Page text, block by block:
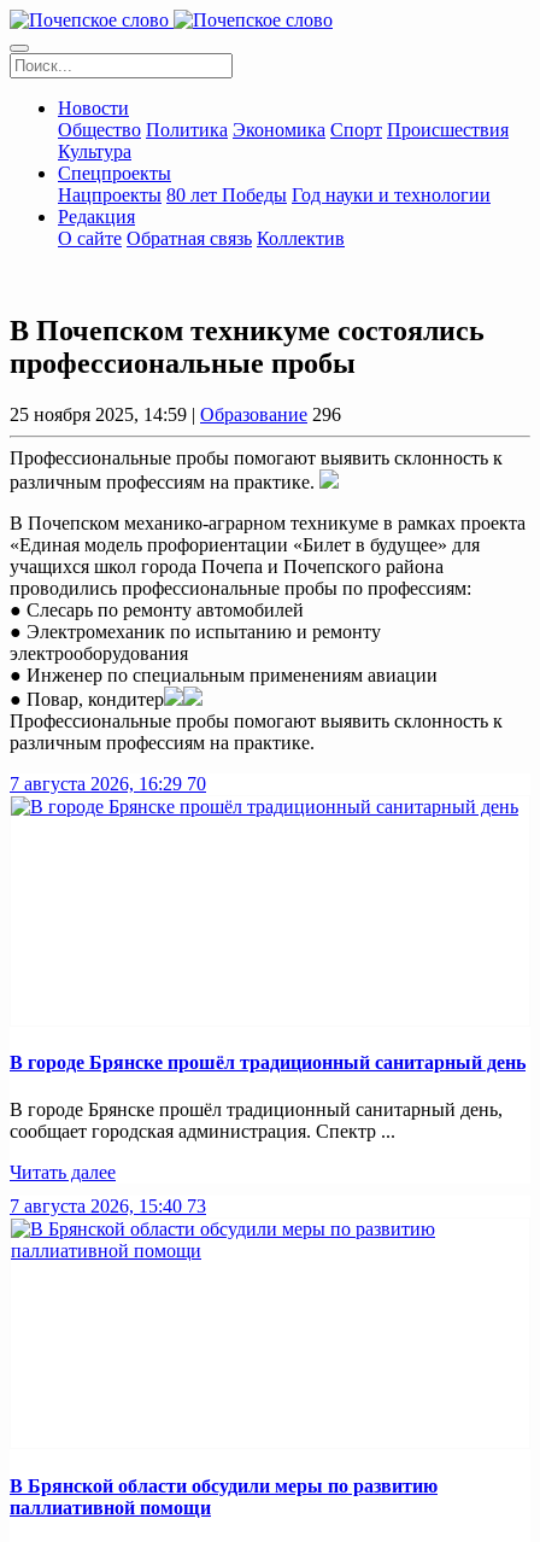
Новости
Общество Политика Экономика Спорт Происшествия
Культура
Спецпроекты
Нацпроекты 80 лет Победы Год науки и технологии
Редакция
О сайте Обратная связь Коллектив
В Почепском техникуме состоялись
профессиональные пробы
25 ноября 2025, 14:59 | Образование 296
Профессиональные пробы помогают выявить склонность к
различным профессиям на практике.
В Почепском механико-аграрном техникуме в рамках проекта
«Единая модель профориентации «Билет в будущее» для
учащихся школ города Почепа и Почепского района
проводились профессиональные пробы по профессиям:
● Слесарь по ремонту автомобилей
● Электромеханик по испытанию и ремонту
электрооборудования
● Инженер по специальным применениям авиации
● Повар, кондитер
Профессиональные пробы помогают выявить склонность к
различным профессиям на практике.
7 августа 2026, 16:29 70
В городе Брянске прошёл традиционный санитарный день
В городе Брянске прошёл традиционный санитарный день,
сообщает городская администрация. Спектр ...
Читать далее
7 августа 2026, 15:40 73
В Брянской области обсудили меры по развитию
паллиативной помощи